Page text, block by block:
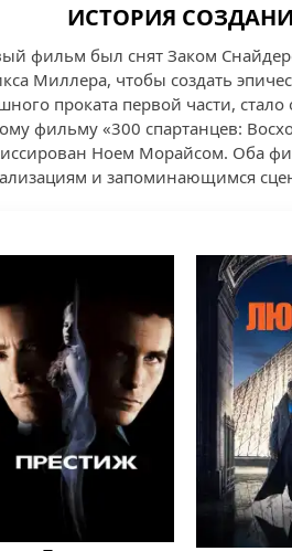
ИСТОРИЯ
фильм был снят Заком
Миллера, чтобы создать
проката первой части,
фильму «300 спартанцев:
Ноем Морайсом. Оба
и запоминающимся